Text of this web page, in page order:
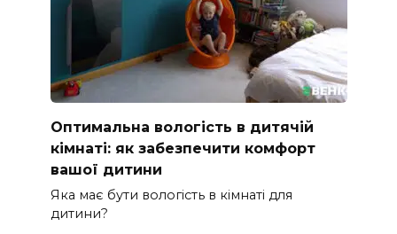
Оптимальна вологість в дитячій
кімнаті: як забезпечити комфорт
вашої дитини
Яка має бути вологість в кімнаті для
дитини?